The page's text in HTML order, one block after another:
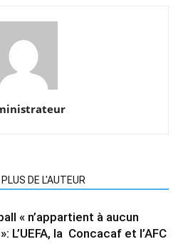
PLUS DE L'AUTEUR
« n’appartient à aucun
L’UEFA, la Concacaf et l’AFC